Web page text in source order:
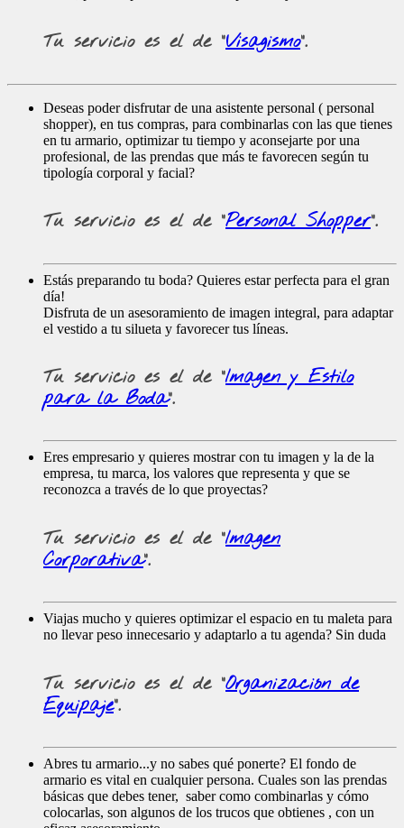
Tu servicio es el de "Visagismo".
Deseas poder disfrutar de una asistente personal ( personal
shopper), en tus compras, para combinarlas con las que tienes
en tu armario, optimizar tu tiempo y aconsejarte por una
profesional, de las prendas que más te favorecen según tu
tipología corporal y facial?
Tu servicio es el de "Personal Shopper".
Estás preparando tu boda? Quieres estar perfecta para el gran
día!
Disfruta de un asesoramiento de imagen integral, para adaptar
el vestido a tu silueta y favorecer tus líneas.
Tu servicio es el de "Imagen y Estilo
para la Boda".
Eres empresario y quieres mostrar con tu imagen y la de la
empresa, tu marca, los valores que representa y que se
reconozca a través de lo que proyectas?
Tu servicio es el de "Imagen
Corporativa".
Viajas mucho y quieres optimizar el espacio en tu maleta para
no llevar peso innecesario y adaptarlo a tu agenda? Sin duda
Tu servicio es el de "Organización de
Equipaje".
Abres tu armario...y no sabes qué ponerte? El fondo de
armario es vital en cualquier persona. Cuales son las prendas
básicas que debes tener, saber como combinarlas y cómo
colocarlas, son algunos de los trucos que obtienes , con un